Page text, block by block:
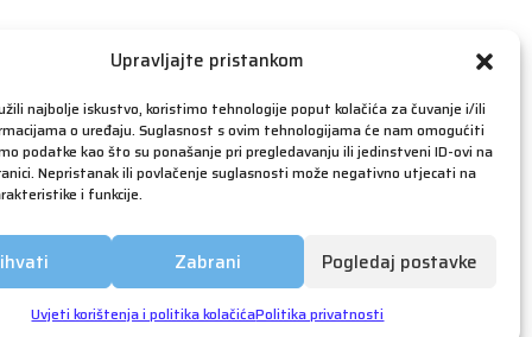
Upravljajte pristankom
najbolje iskustvo, koristimo tehnologije poput kolačića za čuvanje i/ili
o uređaju. Suglasnost s ovim tehnologijama će nam omogućiti
podatke kao što su ponašanje pri pregledavanju ili jedinstveni ID-ovi na
Nepristanak ili povlačenje suglasnosti može negativno utjecati na
i funkcije.
Zabrani Pogledaj postavke
Uvjeti korištenja i politika kolačićaPolitika privatnosti
rujan 2018
srpanj 2018
lipanj 2018
svibanj 2018
ožujak 2018
siječanj 2018
prosinac 2017